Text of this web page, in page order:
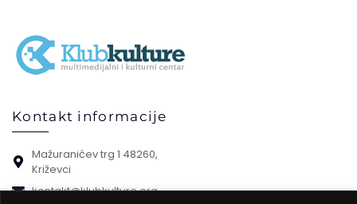
Kontakt informacije
Mažuranićev trg 1 48260,
Križevci
kontakt@klubkulture.org